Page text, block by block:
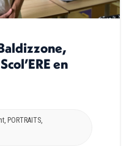
en
, PORTRAITS,